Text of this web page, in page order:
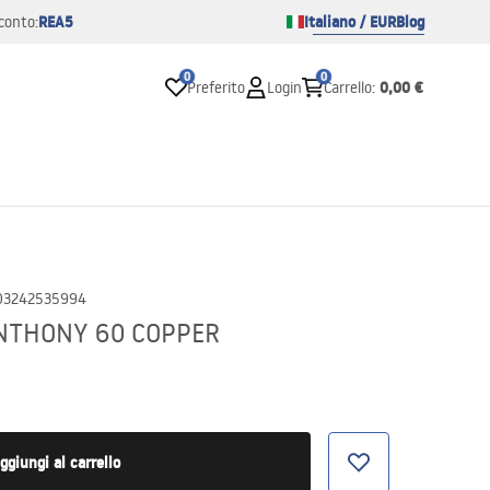
REA5 Italiano / EURBlog
0
Preferito Login
0
Carrello: 0,00 €
60 COPPER
al carrello